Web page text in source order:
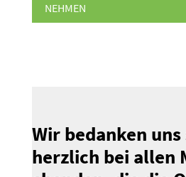
NEHMEN
Wir bedanken
herzlich bei allen